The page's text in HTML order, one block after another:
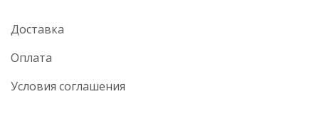
Доставка
Оплата
Условия соглашения